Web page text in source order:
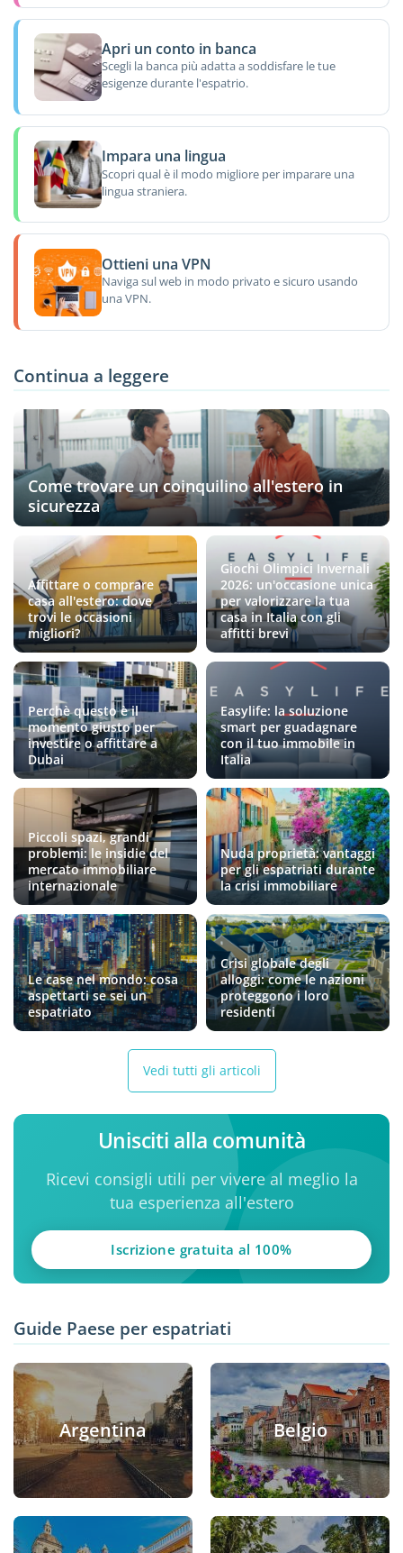
Apri un conto in banca
Scegli la banca più adatta a soddisfare le tue
esigenze durante l'espatrio.
Impara una lingua
Scopri qual è il modo migliore per imparare una
lingua straniera.
Ottieni una VPN
Naviga sul web in modo privato e sicuro usando
una VPN.
Continua a leggere
Come trovare un coinquilino all'estero in
sicurezza
Affittare o comprare
casa all'estero: dove
trovi le occasioni
migliori?
Giochi Olimpici Invernali
2026: un'occasione unica
per valorizzare la tua
casa in Italia con gli
affitti brevi
Perchè questo è il
momento giusto per
investire o affittare a
Dubai
Easylife: la soluzione
smart per guadagnare
con il tuo immobile in
Italia
Piccoli spazi, grandi
problemi: le insidie del
mercato immobiliare
internazionale
Nuda proprietà: vantaggi
per gli espatriati durante
la crisi immobiliare
Le case nel mondo: cosa
aspettarti se sei un
espatriato
Crisi globale degli
alloggi: come le nazioni
proteggono i loro
residenti
Vedi tutti gli articoli
Unisciti alla comunità
Ricevi consigli utili per vivere al meglio la
tua esperienza all'estero
Iscrizione gratuita al 100%
Guide Paese per espatriati
Argentina Belgio